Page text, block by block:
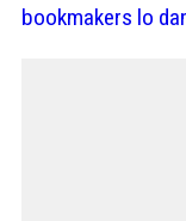
bookmakers lo